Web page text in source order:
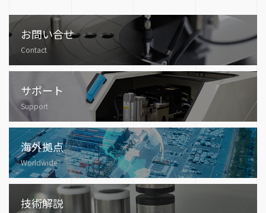
お問い合せ
Contact
サポート
Support
海外拠点
Worldwide
技術解説